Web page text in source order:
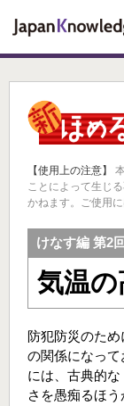
【使用上の注意】
ことによって生じ
かねます。ご使用
けなす編 第2回
気温
防犯防災のた
の関係になっ
には、古典的
さを愚痴るほう